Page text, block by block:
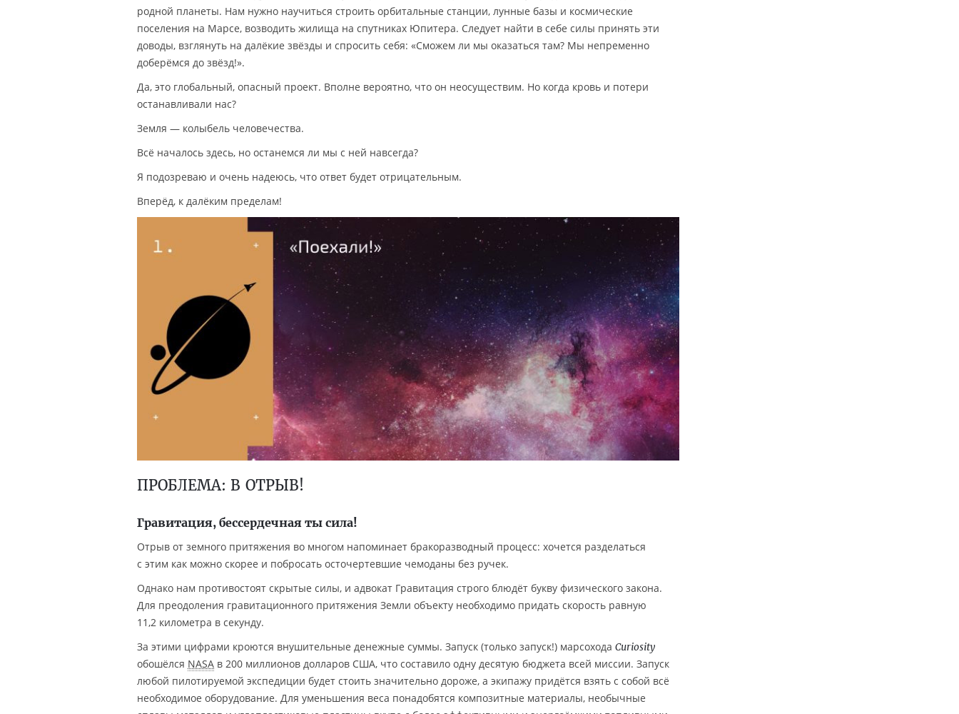
родной планеты. Нам нужно научиться строить орбитальные станции, лунные базы и космические
поселения на Марсе, возводить жилища на спутниках Юпитера. Следует найти в себе силы принять эти
доводы, взглянуть на далёкие звёзды и спросить себя: «Сможем ли мы оказаться там? Мы непременно
доберёмся до звёзд!».
Да, это глобальный, опасный проект. Вполне вероятно, что он неосуществим. Но когда кровь и потери
останавливали нас?
Земля — колыбель человечества.
Всё началось здесь, но останемся ли мы с ней навсегда?
Я подозреваю и очень надеюсь, что ответ будет отрицательным.
Вперёд, к далёким пределам!
ПРОБЛЕМА: В ОТРЫВ!
Гравитация, бессердечная ты сила!
Отрыв от земного притяжения во многом напоминает бракоразводный процесс: хочется разделаться
с этим как можно скорее и побросать осточертевшие чемоданы без ручек.
Однако нам противостоят скрытые силы, и адвокат Гравитация строго блюдёт букву физического закона.
Для преодоления гравитационного притяжения Земли объекту необходимо придать скорость равную
11,2 километра в секунду.
За этими цифрами кроются внушительные денежные суммы. Запуск (только запуск!) марсохода Curiosity
обошёлся NASA в 200 миллионов долларов США, что составило одну десятую бюджета всей миссии. Запуск
любой пилотируемой экспедиции будет стоить значительно дороже, а экипажу придётся взять с собой всё
необходимое оборудование. Для уменьшения веса понадобятся композитные материалы, необычные